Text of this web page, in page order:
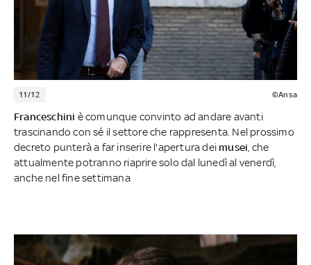
11/12 ©Ansa
Franceschini è comunque convinto ad andare avanti
trascinando con sé il settore che rappresenta. Nel prossimo
decreto punterà a far inserire l'apertura dei musei , che
attualmente potranno riaprire solo dal lunedì al venerdì,
anche nel fine settimana